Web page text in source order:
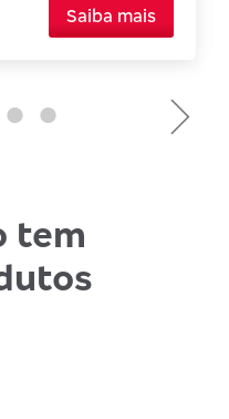
Saiba mais
tem